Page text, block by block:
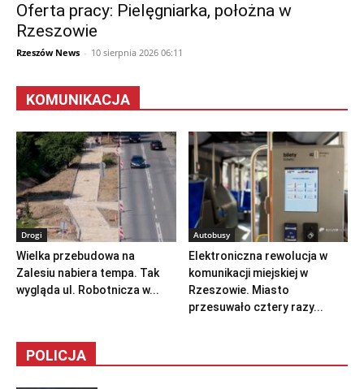
Oferta pracy: Pielęgniarka, położna w
Rzeszowie
Rzeszów News - 10 sierpnia 2026 06:11
KOMUNIKACJA
Drogi
Wielka przebudowa na
Zalesiu nabiera tempa. Tak
wygląda ul. Robotnicza w...
Autobusy
Elektroniczna rewolucja w
komunikacji miejskiej w
Rzeszowie. Miasto
przesuwało cztery razy...
POLICJA